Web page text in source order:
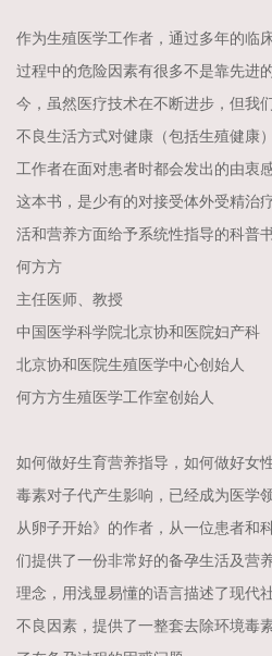
作为生殖医学工作者，通过多年的临
过程中的危险因素有很多不是靠先进
今，虽然医疗技术在不断进步，但我
不良生活方式对健康（包括生殖健康
工作者在面对患者时都会发出的由衷
这本书，是少有的对接受体外受精治
活和营养方面给予系统性指导的科普书
何方方
主任医师、教授
中国医学科学院北京协和医院妇产科
北京协和医院生殖医学中心创始人
何方方生殖医学工作室创始人
如何做好生育营养指导，如何做好女
毒素对子代产生影响，已经成为医学
从卵子开始》的作者，从一位患者和
们提供了一份非常好的备孕生活及营
理念，用浅显易懂的语言描述了现代
不良因素，提供了一整套去除环境毒